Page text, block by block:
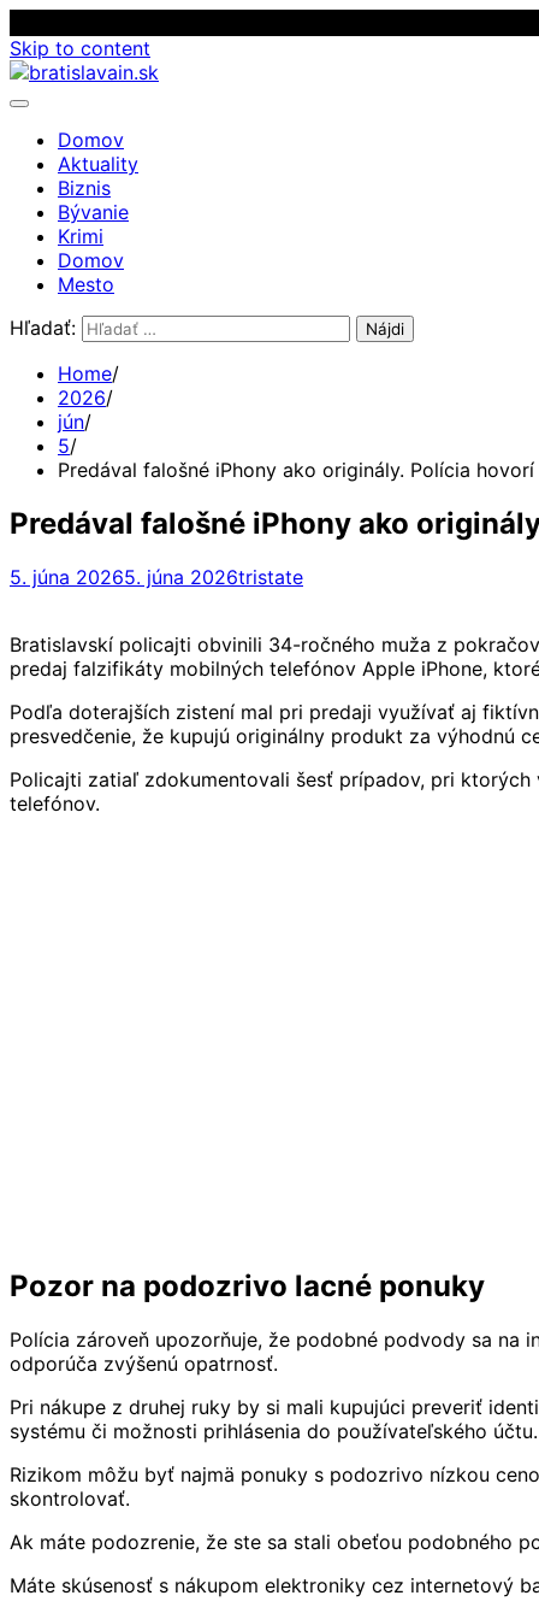
Skip to content
Domov
Aktuality
Biznis
Bývanie
Krimi
Domov
Mesto
Hľadať:
Home
2026
jún
5
Predával falošné iPhony ako originály. Polícia
Predával falošné iPhony ako
5. júna 20265. júna 2026tristate
Bratislavskí policajti obvinili 34-ročného muža z
predaj falzifikáty mobilných telefónov Apple iPhone,
Podľa doterajších zistení mal pri predaji využívať aj
presvedčenie, že kupujú originálny produkt za výhodnú
Policajti zatiaľ zdokumentovali šesť prípadov, pri
telefónov.
Pozor na podozrivo lacné ponuky
Polícia zároveň upozorňuje, že podobné podvody sa na
odporúča zvýšenú opatrnosť.
Pri nákupe z druhej ruky by si mali kupujúci preveriť
systému či možnosti prihlásenia do používateľského účtu.
Rizikom môžu byť najmä ponuky s podozrivo nízkou
skontrolovať.
Ak máte podozrenie, že ste sa stali obeťou podobného
Máte skúsenosť s nákupom elektroniky cez internetový